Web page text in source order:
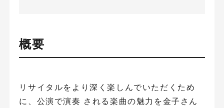
概要
リサイタルをより深く楽しんでいただくため
に、公演で演奏 される楽曲の魅力を金子さん